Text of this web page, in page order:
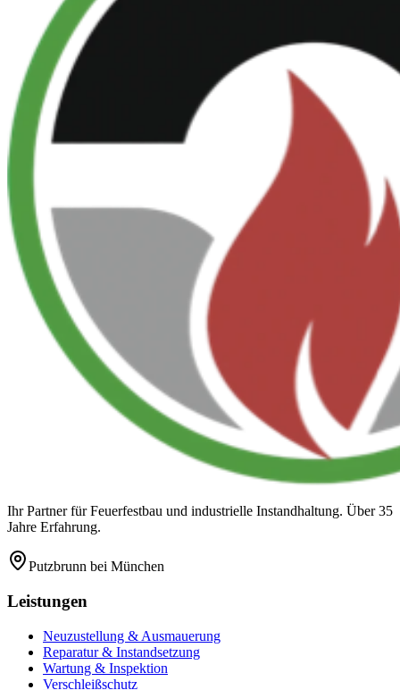
Ihr Partner für Feuerfestbau und industrielle Instandhaltung. Über 35
Jahre Erfahrung.
Putzbrunn bei München
Leistungen
Neuzustellung & Ausmauerung
Reparatur & Instandsetzung
Wartung & Inspektion
Verschleißschutz